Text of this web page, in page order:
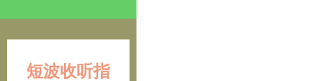
短波收听指